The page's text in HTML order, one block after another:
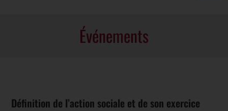
Événements
Définition de l’action sociale et de son exercice